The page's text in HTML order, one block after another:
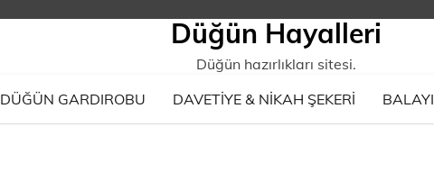
Düğün Hayalleri
Düğün hazırlıkları sitesi.
DÜĞÜN GARDIROBU DAVETIYE & NIKAH ŞEKERI BALAYI